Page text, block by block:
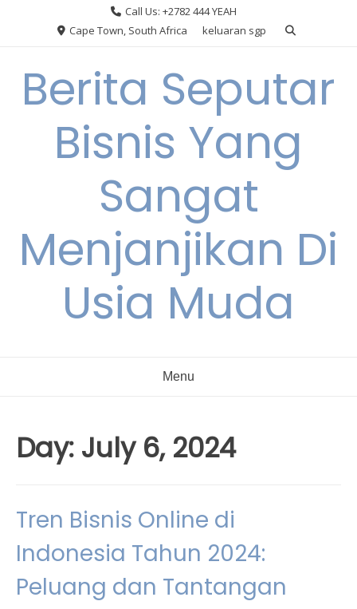
Call Us: +2782 444 YEAH
Cape Town, South Africa
keluaran sgp
Berita Seputar
Bisnis Yang
Sangat
Menjanjikan Di
Usia Muda
Menu
Day: July 6, 2024
Tren Bisnis Online di
Indonesia Tahun 2024:
Peluang dan Tantangan